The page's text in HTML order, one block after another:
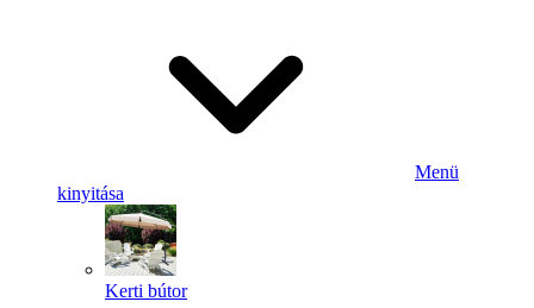
Menü
kinyitása
Kerti bútor